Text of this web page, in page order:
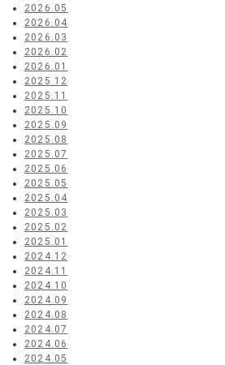
2026.05
2026.04
2026.03
2026.02
2026.01
2025.12
2025.11
2025.10
2025.09
2025.08
2025.07
2025.06
2025.05
2025.04
2025.03
2025.02
2025.01
2024.12
2024.11
2024.10
2024.09
2024.08
2024.07
2024.06
2024.05